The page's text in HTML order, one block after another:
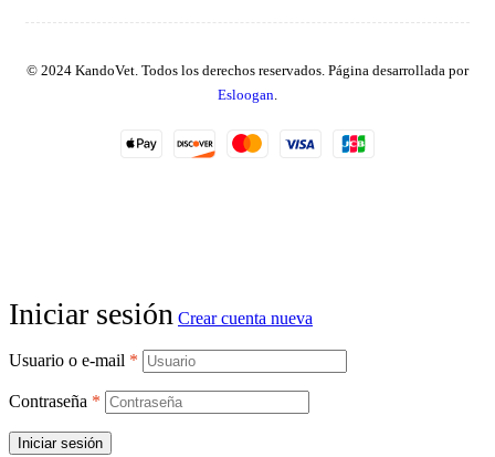
© 2024 KandoVet. Todos los derechos reservados. Página desarrollada por
Esloogan.
Iniciar sesión Crear cuenta nueva
Usuario o e-mail *
Contraseña *
Iniciar sesión